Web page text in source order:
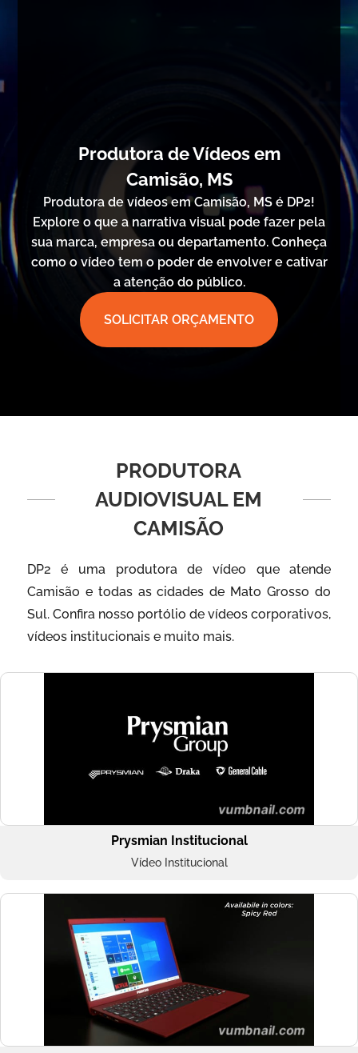
Produtora de Vídeos em
Camisão, MS
Produtora de vídeos em Camisão, MS é DP2!
Explore o que a narrativa visual pode fazer pela
sua marca, empresa ou departamento. Conheça
como o vídeo tem o poder de envolver e cativar
a atenção do público.
SOLICITAR ORÇAMENTO
PRODUTORA
AUDIOVISUAL EM
CAMISÃO
DP2 é uma produtora de vídeo que atende
Camisão e todas as cidades de Mato Grosso do
Sul. Confira nosso portólio de vídeos corporativos,
vídeos institucionais e muito mais.
Prysmian Institucional
Vídeo Institucional